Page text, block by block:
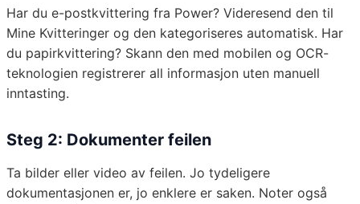
Har du e-postkvittering fra Power? Videresend den til
Mine Kvitteringer og den kategoriseres automatisk. Har
du papirkvittering? Skann den med mobilen og OCR-
teknologien registrerer all informasjon uten manuell
inntasting.
Steg 2: Dokumenter feilen
Ta bilder eller video av feilen. Jo tydeligere
dokumentasjonen er, jo enklere er saken. Noter også